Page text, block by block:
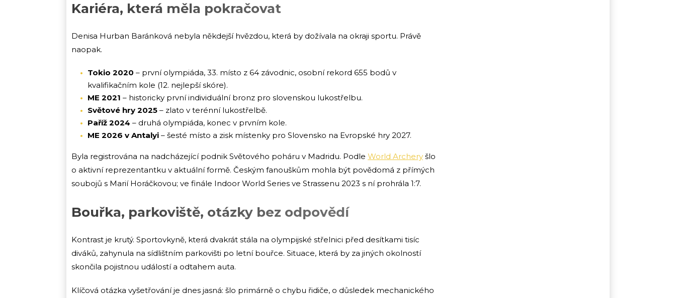
Kariéra, která měla pokračovat
Denisa Hurban Baránková nebyla někdejší hvězdou, která by dožívala na okraji sportu. Právě
naopak.
Tokio 2020 – první olympiáda, 33. místo z 64 závodnic, osobní rekord 655 bodů v
kvalifikačním kole (12. nejlepší skóre).
ME 2021 – historicky první individuální bronz pro slovenskou lukostřelbu.
Světové hry 2025 – zlato v terénní lukostřelbě.
Paříž 2024 – druhá olympiáda, konec v prvním kole.
ME 2026 v Antalyi – šesté místo a zisk místenky pro Slovensko na Evropské hry 2027.
Byla registrována na nadcházející podnik Světového poháru v Madridu. Podle World Archery šlo
o aktivní reprezentantku v aktuální formě. Českým fanouškům mohla být povědomá z přímých
soubojů s Marií Horáčkovou; ve finále Indoor World Series ve Strassenu 2023 s ní prohrála 1:7.
Bouřka, parkoviště, otázky bez odpovědí
Kontrast je krutý. Sportovkyně, která dvakrát stála na olympijské střelnici před desítkami tisíc
diváků, zahynula na sídlištním parkovišti po letní bouřce. Situace, která by za jiných okolností
skončila pojistnou událostí a odtahem auta.
Klíčová otázka vyšetřování je dnes jasná: šlo primárně o chybu řidiče, o důsledek mechanického